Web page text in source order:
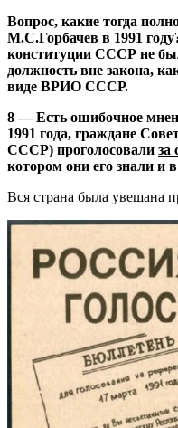
Вопрос, какие тогда
М.С.Горбачев в 1991
конституции СССР не
должность вне закона,
виде ВРИО СССР.
8 — Есть ошибочное
1991 года, граждане
СССР) проголосовали за
котором они его знали и
Вся страна была увешана